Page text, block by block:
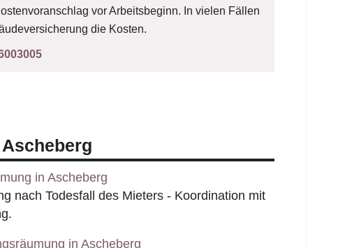
vor Arbeitsbeginn. In vielen Fällen
die Kosten.
in Ascheberg
nach Todesfall des Mieters - Koordination mit
in Ascheberg